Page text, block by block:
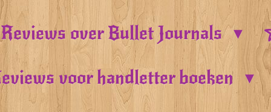
Reviews over Bullet Journals
voor handletter boeken